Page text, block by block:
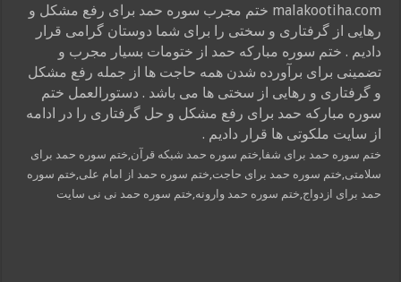
دعای افزایش رزق و روزی و ثروتمند شدن | متن دعا و اذکار مجرب
malakootiha.com ختم مجرب سوره حمد برای رفع مشکل و
رهایی از گرفتاری و سختی را برای شما دوستان گرامی قرار
دادیم . ختم سوره مبارکه حمد از ختومات بسیار مجرب و
تضمینی برای برآورده شدن همه حاجت ها از جمله رفع مشکل
و گرفتاری و رهایی از سختی ها می باشد . دستورالعمل ختم
سوره مبارکه حمد برای رفع مشکل و حل گرفتاری را در ادامه
از سایت ملکوتی ها قرار دادیم .
ختم سوره حمد برای شفا,ختم سوره حمد شبکه قرآن,ختم سوره حمد برای
سلامتی,ختم سوره حمد برای حاجت,ختم سوره حمد از امام علی,ختم سوره
حمد برای ازدواج,ختم سوره حمد وارونه,ختم سوره حمد نی نی سایت